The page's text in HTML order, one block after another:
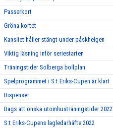
Passerkort
Gröna kortet
Kansliet håller stängt under påskhelgen
Viktig läsning inför seriestarten
Träningstider Solberga bollplan
Spelprogrammet i S:t Eriks-Cupen är klart
Dispenser
Dags att önska utomhusträningstider 2022
S:t Eriks-Cupens lagledarhäfte 2022